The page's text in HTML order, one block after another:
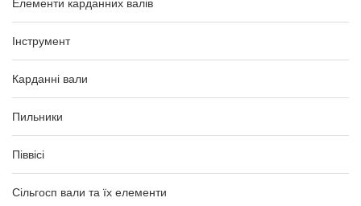
Елементи карданних валів
Інструмент
Карданні вали
Пильники
Піввісі
Сільгосп вали та їх елементи